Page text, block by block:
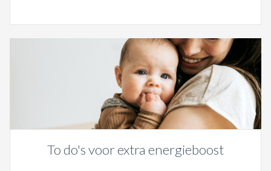
To do's voor extra energieboost